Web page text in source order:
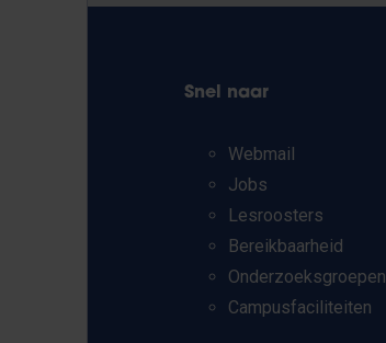
Snel naar
Webmail
Jobs
Lesroosters
Bereikbaarheid
Onderzoeksgroepen
Campusfaciliteiten